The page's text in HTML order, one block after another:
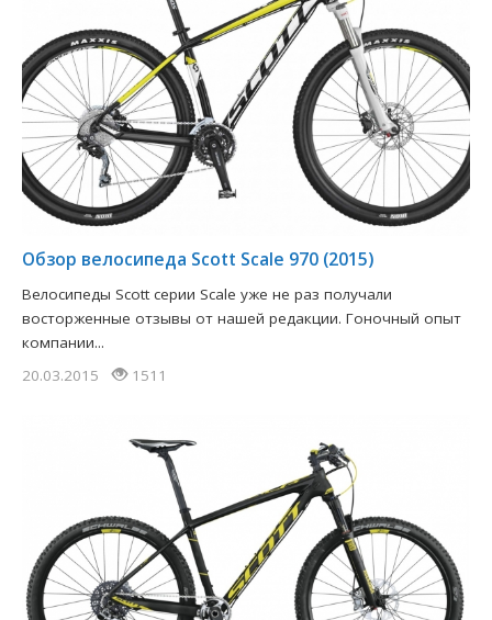
​Обзор велосипеда Scott Scale 970 (2015)
Велосипеды Scott серии Scale уже не раз получали
восторженные отзывы от нашей редакции. Гоночный опыт
компании...
20.03.2015
1511